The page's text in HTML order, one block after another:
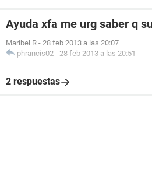
Ayuda xfa me urg saber q
Maribel R - 28 feb 2013 a las 20:07
phrancis02 - 28 feb 2013 a las 20:51
2 respuestas